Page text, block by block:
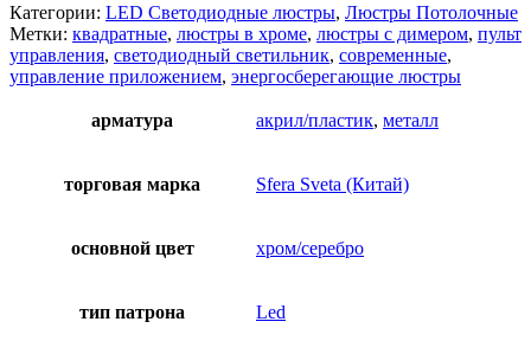
Категории: LED Светодиодные люстры, Люстры Потолочные
Метки: квадратные, люстры в хроме, люстры с димером, пульт
управления, светодиодный светильник, современные,
управление приложением, энергосберегающие люстры
арматура акрил/пластик, металл
торговая марка Sfera Sveta (Китай)
основной цвет хром/серебро
тип патрона Led